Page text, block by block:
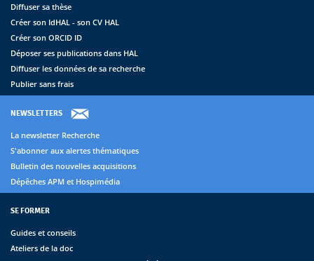
Diffuser sa thèse
Créer son IdHAL - son CV HAL
Créer son ORCID ID
Déposer ses publications dans HAL
Diffuser les données de sa recherche
Publier sans frais
NEWSLETTERS
La newsletter Recherche
S'abonner aux alertes thématiques
Bulletin des nouvelles acquisitions
Dépêches APM et Hospimédia
SE FORMER
Guides et conseils
Ateliers de la doc